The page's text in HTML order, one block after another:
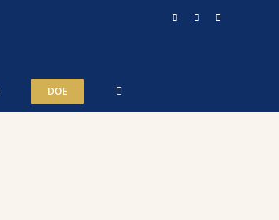
InstagramYouTube
DOE